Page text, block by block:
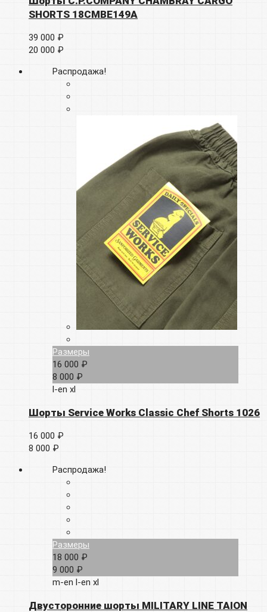
SHORTS 18CMBE149A
39 000 ₽
20 000 ₽
Распродажа!
Размеры
16 000 ₽
8 000 ₽
l-en xl
Шорты Service Works Classic Chef Shorts 1026
16 000 ₽
8 000 ₽
Распродажа!
Размеры
18 000 ₽
9 000 ₽
m-en l-en xl
Двусторонние шорты MILITARY LINE TAION